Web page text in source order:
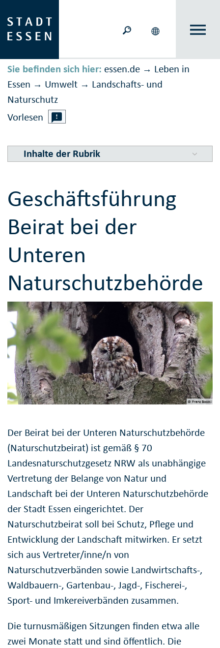
Sie befinden sich hier: essen.de → Leben in
Essen → Umwelt → Landschafts- und
Naturschutz
Vorlesen
Inhalte der Rubrik
Geschäftsführung
Beirat bei der
Unteren
Naturschutzbehörde
© Franz Boczki
Der Beirat bei der Unteren Naturschutzbehörde
(Naturschutzbeirat) ist gemäß § 70
Landesnaturschutzgesetz NRW als unabhängige
Vertretung der Belange von Natur und
Landschaft bei der Unteren Naturschutzbehörde
der Stadt Essen eingerichtet. Der
Naturschutzbeirat soll bei Schutz, Pflege und
Entwicklung der Landschaft mitwirken. Er setzt
sich aus Vertreter/inne/n von
Naturschutzverbänden sowie Landwirtschafts-,
Waldbauern-, Gartenbau-, Jagd-, Fischerei-,
Sport- und Imkereiverbänden zusammen.
Die turnusmäßigen Sitzungen finden etwa alle
zwei Monate statt und sind öffentlich. Die